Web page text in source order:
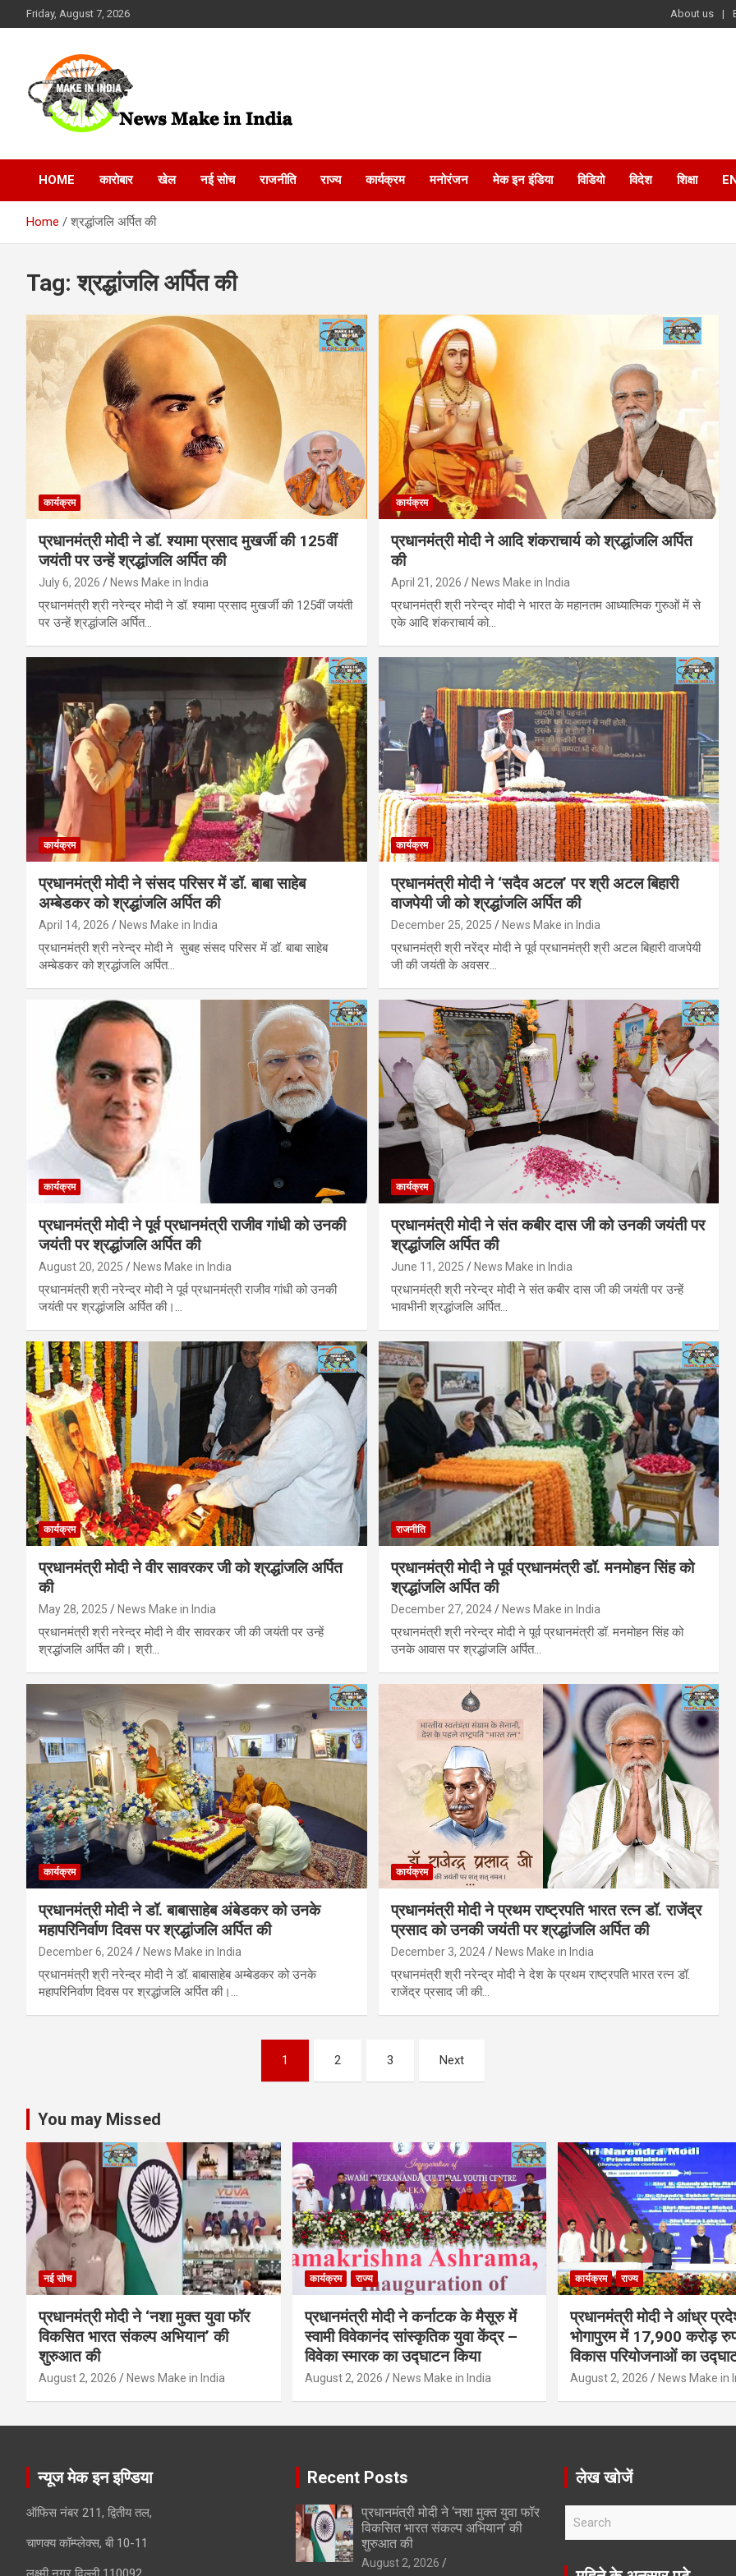
to
Friday, August 7, 2026 About us
News Make In india
HOME कारोबार खेल नई सोच राजनीति राज्य कार्यक्रम मनोरंजन मेक इन इंडिया विडियो विदेश शिक्षा
Home श्रद्धांजलि अर्पित की
Tag:श्रद्धांजलि अर्पित की
कार्यक्रम
प्रधानमंत्री मोदी ने डॉ. श्यामा प्रसाद मुखर्जी की 125वीं
जयंती पर उन्हें श्रद्धांजलि अर्पित की
July 6, 2026 News Make in India
प्रधानमंत्री श्री नरेन्द्र मोदी ने डॉ. श्यामा प्रसाद मुखर्जी की 125वीं जयंती
पर उन्हें श्रद्धांजलि अर्पित…
कार्यक्रम
प्रधानमंत्री मोदी ने आदि शंकराचार्य को श्रद्धांजलि अर्पित
की
April 21, 2026 News Make in India
प्रधानमंत्री श्री नरेन्द्र मोदी ने भारत के महानतम आध्यात्मिक गुरुओं में से
एके आदि शंकराचार्य को…
कार्यक्रम
प्रधानमंत्री मोदी ने संसद परिसर में डॉ. बाबा साहेब
अम्बेडकर को श्रद्धांजलि अर्पित की
April 14, 2026 News Make in India
प्रधानमंत्री श्री नरेन्‍द्र मोदी ने सुबह संसद परिसर में डॉ. बाबा साहेब
अम्बेडकर को श्रद्धांजलि अर्पित…
कार्यक्रम
प्रधानमंत्री मोदी ने ‘सदैव अटल’ पर श्री अटल बिहारी
वाजपेयी जी को श्रद्धांजलि अर्पित की
December 25, 2025 News Make in India
प्रधानमंत्री श्री नरेंद्र मोदी ने पूर्व प्रधानमंत्री श्री अटल बिहारी वाजपेयी
जी की जयंती के अवसर…
कार्यक्रम
प्रधानमंत्री मोदी ने पूर्व प्रधानमंत्री राजीव गांधी को उनकी
जयंती पर श्रद्धांजलि अर्पित की
August 20, 2025 News Make in India
प्रधानमंत्री श्री नरेन्द्र मोदी ने पूर्व प्रधानमंत्री राजीव गांधी को उनकी
जयंती पर श्रद्धांजलि अर्पित की।…
कार्यक्रम
प्रधानमंत्री मोदी ने संत कबीर दास जी को उनकी जयंती पर
श्रद्धांजलि अर्पित की
June 11, 2025 News Make in India
प्रधानमंत्री श्री नरेन्द्र मोदी ने संत कबीर दास जी की जयंती पर उन्हें
भावभीनी श्रद्धांजलि अर्पित…
कार्यक्रम
प्रधानमंत्री मोदी ने वीर सावरकर जी को श्रद्धांजलि अर्पित
की
May 28, 2025 News Make in India
प्रधानमंत्री श्री नरेन्द्र मोदी ने वीर सावरकर जी की जयंती पर उन्हें
श्रद्धांजलि अर्पित की। श्री…
राजनीति
प्रधानमंत्री मोदी ने पूर्व प्रधानमंत्री डॉ. मनमोहन सिंह को
श्रद्धांजलि अर्पित की
December 27, 2024 News Make in India
प्रधानमंत्री श्री नरेन्द्र मोदी ने पूर्व प्रधानमंत्री डॉ. मनमोहन सिंह को
उनके आवास पर श्रद्धांजलि अर्पित…
कार्यक्रम
प्रधानमंत्री मोदी ने डॉ. बाबासाहेब अंबेडकर को उनके
महापरिनिर्वाण दिवस पर श्रद्धांजलि अर्पित की
December 6, 2024 News Make in India
प्रधानमंत्री श्री नरेन्द्र मोदी ने डॉ. बाबासाहेब अम्‍बेडकर को उनके
महापरिनिर्वाण दिवस पर श्रद्धांजलि अर्पित की।…
कार्यक्रम
प्रधानमंत्री मोदी ने प्रथम राष्ट्रपति भारत रत्न डॉ. राजेंद्र
प्रसाद को उनकी जयंती पर श्रद्धांजलि अर्पित की
December 3, 2024 News Make in India
प्रधानमंत्री श्री नरेन्द्र मोदी ने देश के प्रथम राष्ट्रपति भारत रत्न डॉ.
राजेंद्र प्रसाद जी की…
1 2 3 Next
You may Missed
नई सोच
प्रधानमंत्री मोदी ने ‘नशा मुक्त युवा फॉर
विकसित भारत संकल्प अभियान’ की
शुरुआत की
August 2, 2026 News Make in India
कार्यक्रम राज्य
प्रधानमंत्री मोदी ने कर्नाटक के मैसूरु में
स्वामी विवेकानंद सांस्कृतिक युवा केंद्र –
विवेका स्मारक का उद्घाटन किया
August 2, 2026 News Make in India
कार्यक्रम राज्य
प्रधानमंत्री मोदी ने आंध्र
भोगापुरम में 17,900 करोड़
विकास परियोजनाओं का
August 2, 2026 News Make in
न्यूज मेक इन इण्डिया
ऑफिस नंबर 211, द्वितीय तल,
चाणक्य कॉम्प्लेक्स, बी 10-11
Recent Posts
प्रधानमंत्री मोदी ने ‘नशा मुक्त युवा फॉर
विकसित भारत संकल्प अभियान’ की
शुरुआत की
August 2, 2026
लेख खोजें
r